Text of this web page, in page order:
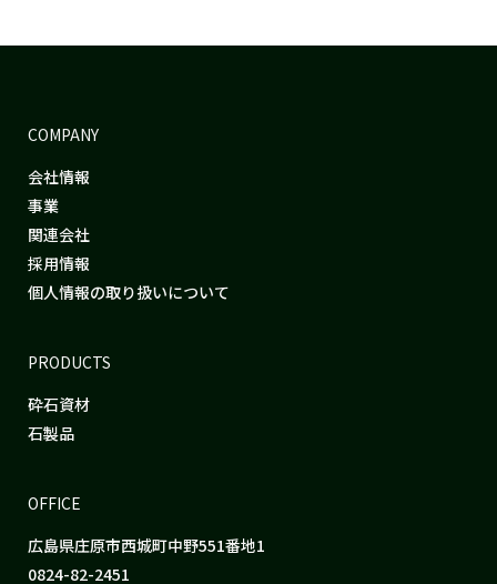
COMPANY
会社情報
事業
関連会社
採用情報
個人情報の取り扱いについて
PRODUCTS
砕石資材
石製品
OFFICE
広島県庄原市西城町中野551番地1
0824-82-2451